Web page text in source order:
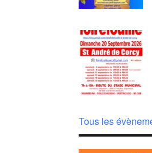
Tous les